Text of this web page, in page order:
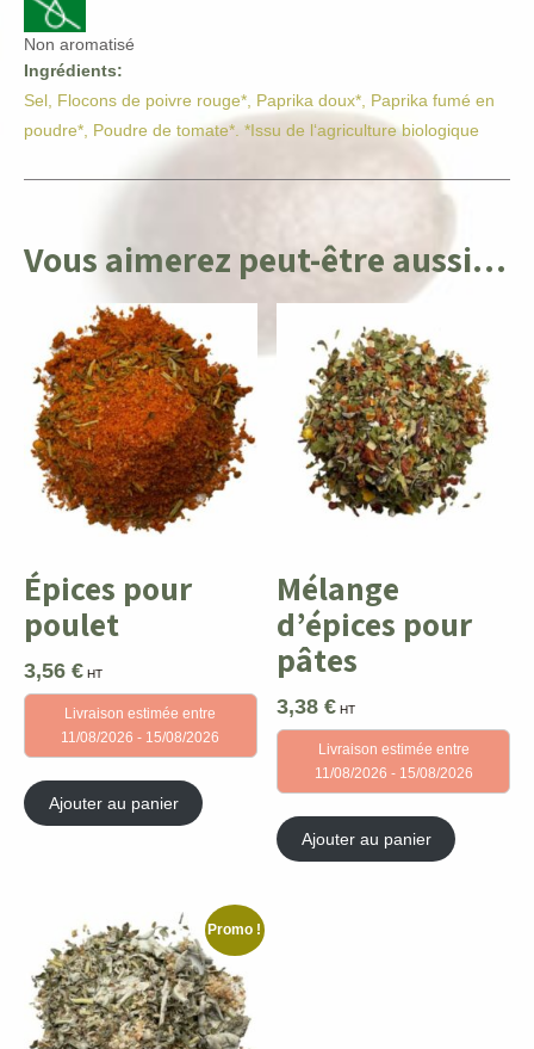
Non aromatisé
Ingrédients:
Sel, Flocons de poivre rouge*, Paprika doux*, Paprika fumé en
poudre*, Poudre de tomate*. *Issu de l‘agriculture biologique
Vous aimerez peut-être aussi…
Épices pour
poulet
3,56 € HT
Livraison estimée entre
11/08/2026 - 15/08/2026
Ajouter au panier
Mélange
d’épices pour
pâtes
3,38€ HT
Livraison estimée entre
11/08/2026 - 15/08/2026
Ajouter au panier
Promo !